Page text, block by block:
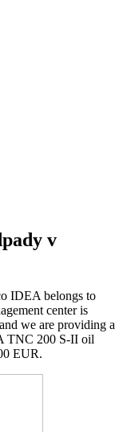
v
IDEA belongs to
center is
we are providing a
TNC 200 S-II oil
EUR.